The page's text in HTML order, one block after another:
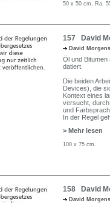
50 x 50 cm, Ra.
157 David
David
Öl und
datiert.
Die beiden
Devices), die
Kontext eines
versucht, durch
und
In der Regel
> Mehr lesen
100 x 75 cm.
158 David
David